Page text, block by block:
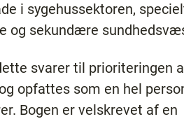
i sygehussektoren,
og sekundære
svarer til prioriteringen
opfattes som en hel
Bogen er velskrevet af en